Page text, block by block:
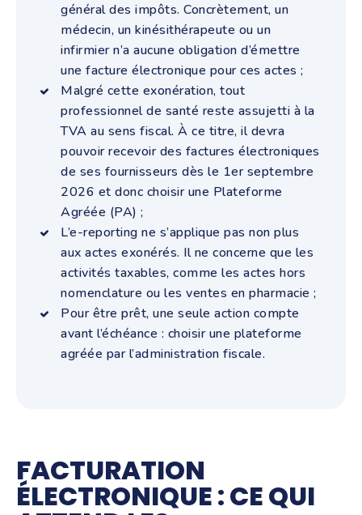
général des impôts. Concrètement, un
médecin, un kinésithérapeute ou un
infirmier n’a aucune obligation d’émettre
une facture électronique pour ces actes ;
Malgré cette exonération, tout
professionnel de santé reste assujetti à la
TVA au sens fiscal. À ce titre, il devra
pouvoir recevoir des factures électroniques
de ses fournisseurs dès le 1er septembre
2026 et donc choisir une Plateforme
Agréée (PA) ;
L’e-reporting ne s’applique pas non plus
aux actes exonérés. Il ne concerne que les
activités taxables, comme les actes hors
nomenclature ou les ventes en pharmacie ;
Pour être prêt, une seule action compte
avant l’échéance : choisir une plateforme
agréée par l’administration fiscale.
FACTURATION
ÉLECTRONIQUE : CE QUI